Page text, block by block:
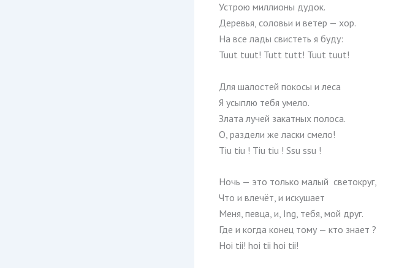
Устрою миллионы дудок.
Деревья, соловьи и ветер — хор.
На все лады свистеть я буду:
Tuut tuut! Tutt tutt! Tuut tuut!
Для шалостей покосы и леса
Я усыплю тебя умело.
Злата лучей закатных полоса.
О, раздели же ласки смело!
Tiu tiu ! Tiu tiu ! Ssu ssu !
Ночь — это только малый светокруг,
Что и влечёт, и искушает
Меня, певца, и, Ing, тебя, мой друг.
Где и когда конец тому — кто знает ?
Hoi tii! hoi tii hoi tii!